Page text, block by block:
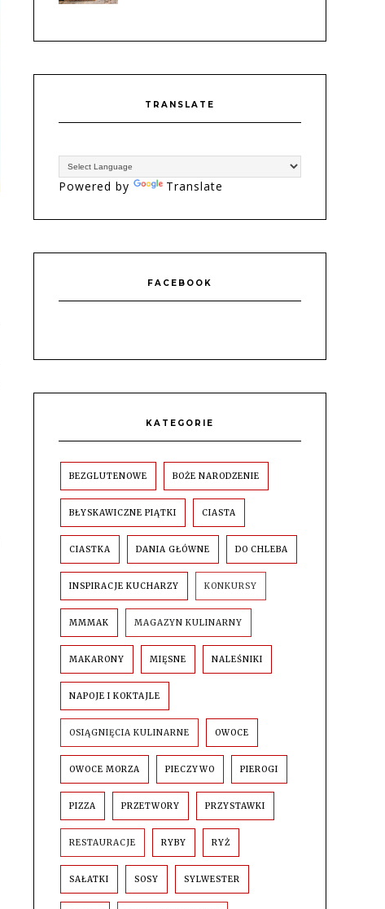
TRANSLATE
Powered by Translate
FACEBOOK
KATEGORIE
BEZGLUTENOWE BOŻE NARODZENIE
BŁYSKAWICZNE PIĄTKI CIASTA
CIASTKA DANIA GŁÓWNE DO CHLEBA
INSPIRACJE KUCHARZY KONKURSY
MMMAK MAGAZYN KULINARNY
MAKARONY MIĘSNE NALEŚNIKI
NAPOJE I KOKTAJLE
OSIĄGNIĘCIA KULINARNE OWOCE
OWOCE MORZA PIECZYWO PIEROGI
PIZZA PRZETWORY PRZYSTAWKI
RESTAURACJE RYBY RYŻ
SAŁATKI SOSY SYLWESTER